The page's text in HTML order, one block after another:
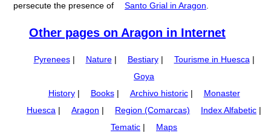
persecute the presence of
Santo Grial in Aragon
Other pages on Aragon in Internet
Pyrenees| Nature| Bestiary| Tourisme in Huesca|
Goya
History| Books| Archivo historic|
Monaster
Huesca | Aragon | Region (Comarcas) Index Alfabetic |
Tematic | Maps